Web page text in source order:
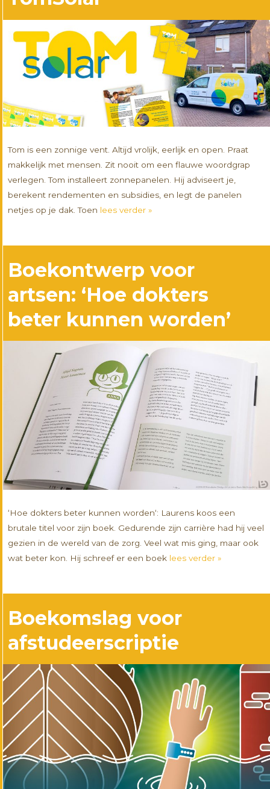
Tom is een zonnige vent. Altijd vrolijk, eerlijk en open. Praat
makkelijk met mensen. Zit nooit om een flauwe woordgrap
verlegen. Tom installeert zonnepanelen. Hij adviseert je,
berekent rendementen en subsidies, en legt de panelen
netjes op je dak. Toen lees verder »
Boekontwerp voor
artsen: ‘Hoe dokters
beter kunnen worden’
‘Hoe dokters beter kunnen worden‘: Laurens koos een
brutale titel voor zijn boek. Gedurende zijn carrière had hij veel
gezien in de wereld van de zorg. Veel wat mis ging, maar ook
wat beter kon. Hij schreef er een boek lees verder »
Boekomslag voor
afstudeerscriptie